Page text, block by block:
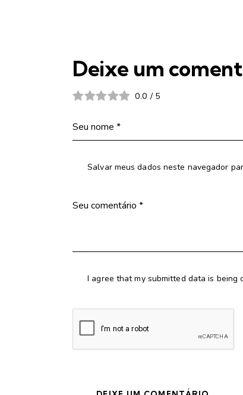
Deixe um
0.0 / 5
Salvar meus dados neste navegador
I agree that my submitted data is being